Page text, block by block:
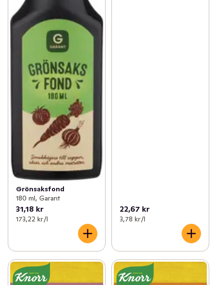
Grönsaksfond
180 ml, Garant
31,18 kr
173,22 kr /l
22,67 kr
3,78 kr /l